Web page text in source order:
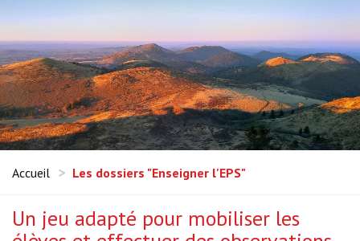
Accueil Les dossiers "Enseigner l'EPS"
Un jeu adapté pour mobiliser les